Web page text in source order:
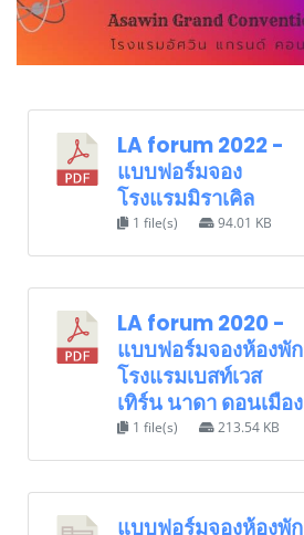
LA forum 2022 -
แบบฟอร์มจอง
โรงแรมมิราเคิล
1 file(s) 94.01 KB
LA forum 2020 -
แบบฟอร์มจองห้องพัก
โรงแรมเบสท์เวส
เทิร์น นาดา ดอนเมือง
1 file(s) 213.54 KB
แบบฟอร์มจองห้องพัก